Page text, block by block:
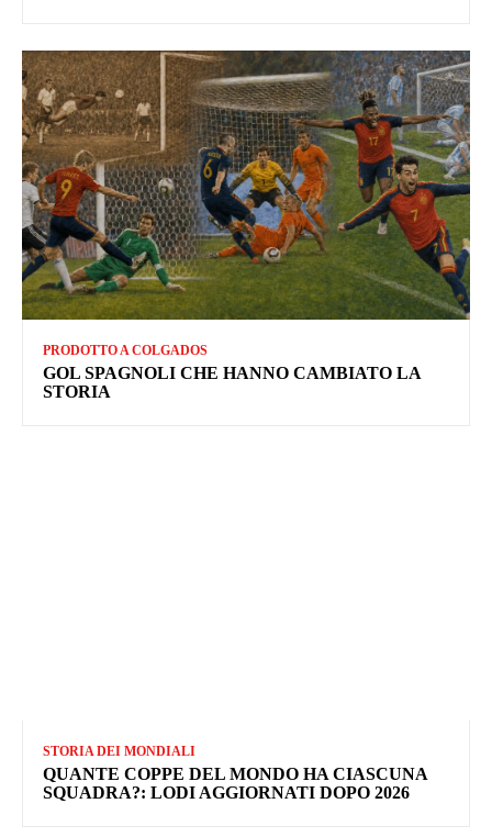
PRODOTTO A COLGADOS
GOL SPAGNOLI CHE HANNO CAMBIATO LA
STORIA
STORIA DEI MONDIALI
QUANTE COPPE DEL MONDO HA CIASCUNA
SQUADRA?: LODI AGGIORNATI DOPO 2026